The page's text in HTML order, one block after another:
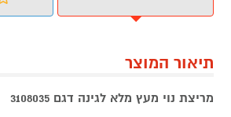
תיאור המוצר
מריצת נוי מעץ מלא לגינה דגם 3108035